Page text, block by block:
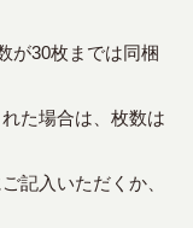
が30枚までは同梱
た場合は、枚数は
記入いただくか、